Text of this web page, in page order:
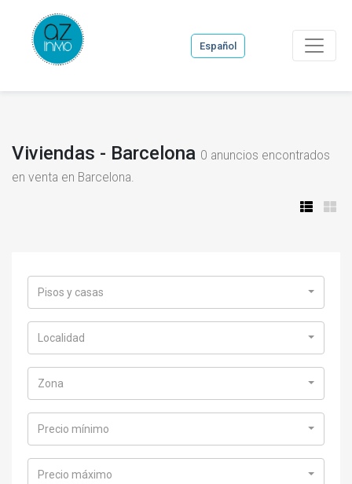
Español
Viviendas - Barcelona 0 anuncios encontrados
en venta en Barcelona.
Pisos y casas
Localidad
Zona
Precio mínimo
Precio máximo